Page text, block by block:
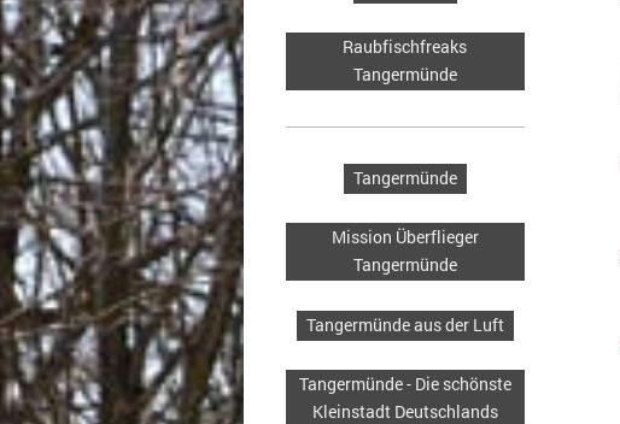
Raubfischfreaks
Tangermünde
Tangermünde
Mission Überflieger
Tangermünde
Tangermünde aus der Luft
Tangermünde - Die schönste
Kleinstadt Deutschlands